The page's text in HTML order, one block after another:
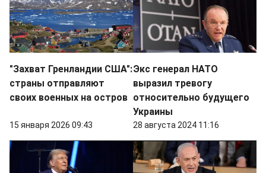
"Захват Гренландии США":
страны отправляют
своих военных на остров
15 января 2026 09:43
Экс генерал НАТО
выразил тревогу
относительно будущего
Украины
28 августа 2024 11:16